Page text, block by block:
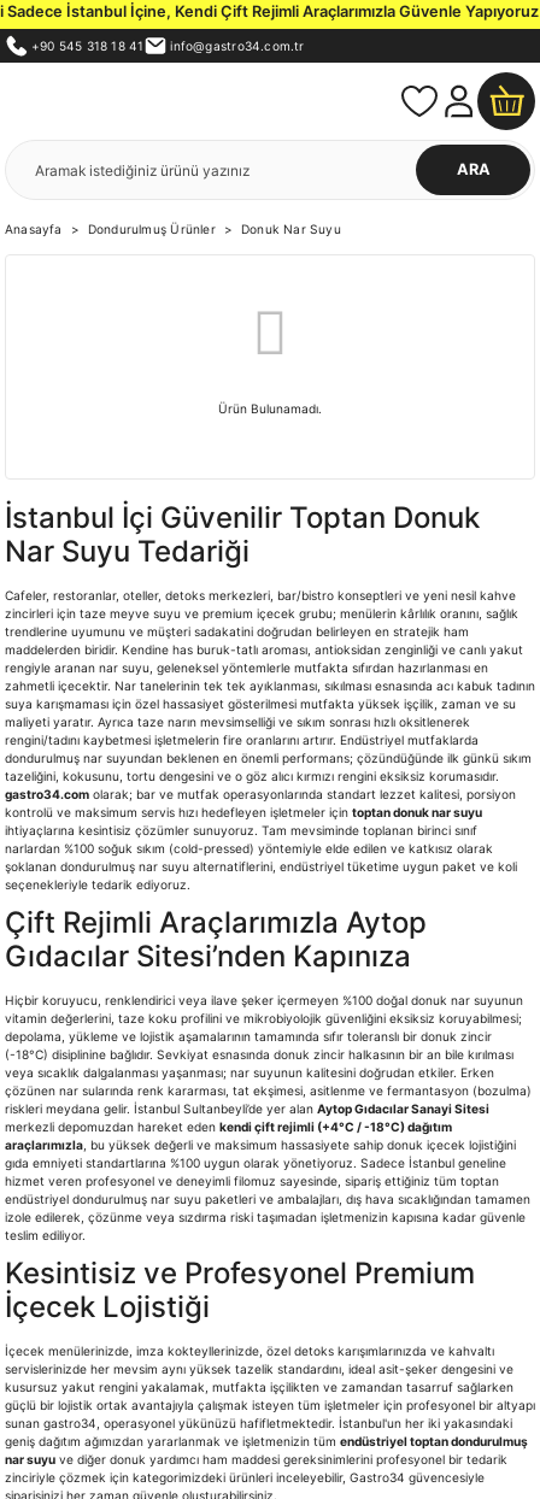
İstanbul İçine, Kendi Çift Rejimli Araçlarımızla Güvenle Yapıyoruz.
+90 545 318 18 41 info@gastro34.com.tr
ARA
Anasayfa Dondurulmuş Ürünler Donuk Nar Suyu
Ürün Bulunamadı.
İstanbul İçi Güvenilir Toptan Donuk
Nar Suyu Tedariği
Cafeler, restoranlar, oteller, detoks merkezleri, bar/bistro konseptleri ve yeni nesil kahve
zincirleri için taze meyve suyu ve premium içecek grubu; menülerin kârlılık oranını, sağlık
trendlerine uyumunu ve müşteri sadakatini doğrudan belirleyen en stratejik ham
maddelerden biridir. Kendine has buruk-tatlı aroması, antioksidan zenginliği ve canlı yakut
rengiyle aranan nar suyu, geleneksel yöntemlerle mutfakta sıfırdan hazırlanması en
zahmetli içecektir. Nar tanelerinin tek tek ayıklanması, sıkılması esnasında acı kabuk tadının
suya karışmaması için özel hassasiyet gösterilmesi mutfakta yüksek işçilik, zaman ve su
maliyeti yaratır. Ayrıca taze narın mevsimselliği ve sıkım sonrası hızlı oksitlenerek
rengini/tadını kaybetmesi işletmelerin fire oranlarını artırır. Endüstriyel mutfaklarda
dondurulmuş nar suyundan beklenen en önemli performans; çözündüğünde ilk günkü sıkım
tazeliğini, kokusunu, tortu dengesini ve o göz alıcı kırmızı rengini eksiksiz korumasıdır.
gastro34.com olarak; bar ve mutfak operasyonlarında standart lezzet kalitesi, porsiyon
kontrolü ve maksimum servis hızı hedefleyen işletmeler için toptan donuk nar suyu
ihtiyaçlarına kesintisiz çözümler sunuyoruz. Tam mevsiminde toplanan birinci sınıf
narlardan %100 soğuk sıkım (cold-pressed) yöntemiyle elde edilen ve katkısız olarak
şoklanan dondurulmuş nar suyu alternatiflerini, endüstriyel tüketime uygun paket ve koli
seçenekleriyle tedarik ediyoruz.
Çift Rejimli Araçlarımızla Aytop
Gıdacılar Sitesi’nden Kapınıza
Hiçbir koruyucu, renklendirici veya ilave şeker içermeyen %100 doğal donuk nar suyunun
vitamin değerlerini, taze koku profilini ve mikrobiyolojik güvenliğini eksiksiz koruyabilmesi;
depolama, yükleme ve lojistik aşamalarının tamamında sıfır toleranslı bir donuk zincir
(-18°C) disiplinine bağlıdır. Sevkiyat esnasında donuk zincir halkasının bir an bile kırılması
veya sıcaklık dalgalanması yaşanması; nar suyunun kalitesini doğrudan etkiler. Erken
çözünen nar sularında renk kararması, tat ekşimesi, asitlenme ve fermantasyon (bozulma)
riskleri meydana gelir. İstanbul Sultanbeyli’de yer alan Aytop Gıdacılar Sanayi Sitesi
merkezli depomuzdan hareket eden kendi çift rejimli (+4°C / -18°C) dağıtım
araçlarımızla , bu yüksek değerli ve maksimum hassasiyete sahip donuk içecek lojistiğini
gıda emniyeti standartlarına %100 uygun olarak yönetiyoruz. Sadece İstanbul geneline
hizmet veren profesyonel ve deneyimli filomuz sayesinde, sipariş ettiğiniz tüm toptan
endüstriyel dondurulmuş nar suyu paketleri ve ambalajları, dış hava sıcaklığından tamamen
izole edilerek, çözünme veya sızdırma riski taşımadan işletmenizin kapısına kadar güvenle
teslim ediliyor.
Kesintisiz ve Profesyonel Premium
İçecek Lojistiği
İçecek menülerinizde, imza kokteyllerinizde, özel detoks karışımlarınızda ve kahvaltı
servislerinizde her mevsim aynı yüksek tazelik standardını, ideal asit-şeker dengesini ve
kusursuz yakut rengini yakalamak, mutfakta işçilikten ve zamandan tasarruf sağlarken
güçlü bir lojistik ortak avantajıyla çalışmak isteyen tüm işletmeler için profesyonel bir altyapı
sunan gastro34, operasyonel yükünüzü hafifletmektedir. İstanbul'un her iki yakasındaki
geniş dağıtım ağımızdan yararlanmak ve işletmenizin tüm endüstriyel toptan dondurulmuş
nar suyu ve diğer donuk yardımcı ham maddesi gereksinimlerini profesyonel bir tedarik
zinciriyle çözmek için kategorimizdeki ürünleri inceleyebilir, Gastro34 güvencesiyle
siparişinizi her zaman güvenle oluşturabilirsiniz.